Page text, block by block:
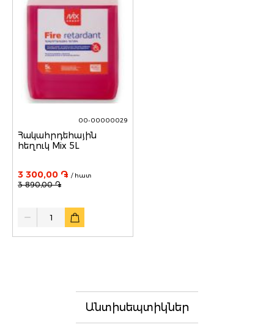
00-00000029
Հակահրդեհային
հեղուկ Mix 5L
3 300,00 ֏ / հատ
3 890,00 ֏
Quantity
Անտիսեպտիկներ